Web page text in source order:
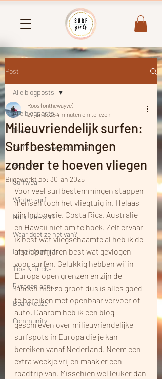
Post
Alle blogposts
Travel
Surf x mentale gezondheid
GRLPWR
Surfwear
Winter surf
Noordzee surf
Waar doet ze het van?
Lokale Surfgirls
Tips & Tricks
5 vragen aan...
Boardkeuze
Community
Alle blogposts
Milieuvriendelijk surfen:
Surfbestemmingen
zonder te hoeven vliegen
Roos (onthewayve)
27 jan 20254 minuten om te lezen
Bijgewerkt op: 30 jan 2025
Voor veel surfbestemmingen stappen
mensen toch het vliegtuig in. Helaas
zijn Indonesie, Costa Rica, Australie
en Hawaii niet om te hoek. Zelf ervaar
ik best wat vliegschaamte al heb ik de
afgelopen jaren best wat gevlogen
voor surfen. Gelukkig hebben wij in
Europa open grenzen en zijn de
landen niet zo groot dus is alles goed
te bereiken met openbaar vervoer of
auto. Daarom heb ik een blog
geschreven over milieuvriendelijke
surfspots in Europa die je kan
bereiken vanaf Nederland. Neem een
extra weekje vrij en maak er een
roadtrip van. Misschien wel leuker dan